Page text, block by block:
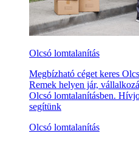
Olcsó lomtalanítás
Megbízható céget keres
Remek helyen jár,
Olcsó lomtalanításben.
segítünk
Olcsó lomtalanítás